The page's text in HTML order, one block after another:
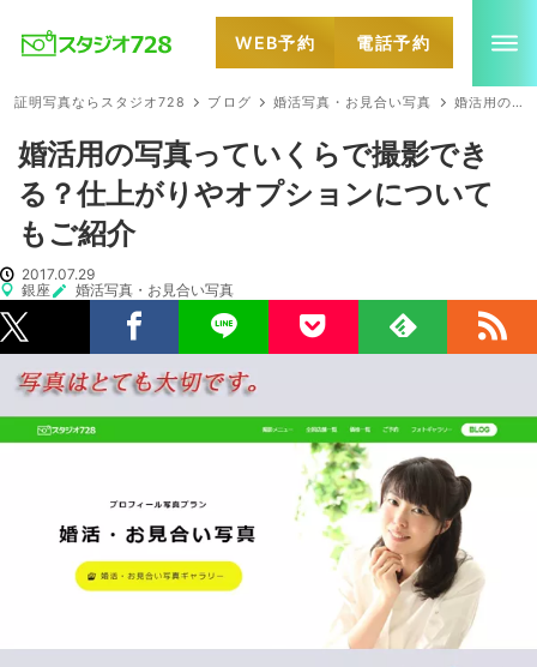
WEB予約 電話予約
証明写真ならスタジオ728 ブログ 婚活写真・お見合い写真 婚活用の写真っていくらで撮影できる？仕上がりやオプションについてもご紹介
婚活用の写真っていくらで撮影でき
る？仕上がりやオプションについて
もご紹介
2017.07.29
銀座
婚活写真・お見合い写真